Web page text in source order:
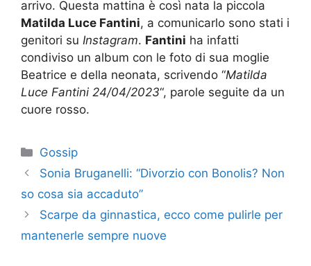
arrivo. Questa mattina è così nata la piccola
Matilda Luce Fantini, a comunicarlo sono stati i
genitori su Instagram. Fantini ha infatti
condiviso un album con le foto di sua moglie
Beatrice e della neonata, scrivendo “Matilda
Luce Fantini 24/04/2023“, parole seguite da un
cuore rosso.
Categorie
Gossip
Sonia Bruganelli: “Divorzio con Bonolis? Non
so cosa sia accaduto”
Scarpe da ginnastica, ecco come pulirle per
mantenerle sempre nuove